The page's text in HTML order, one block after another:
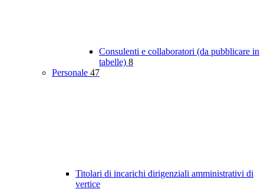
Consulenti e collaboratori (da pubblicare in
tabelle) 8
Personale 47
Titolari di incarichi dirigenziali amministrativi di
vertice